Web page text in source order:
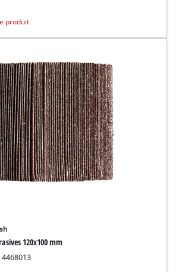
produit
120x100 mm
4468013